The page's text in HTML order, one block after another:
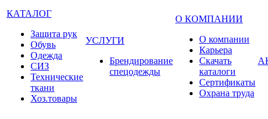
КАТАЛОГ
Защита рук
Обувь
Одежда
СИЗ
Технические
ткани
Хоз.товары
УСЛУГИ
Брендирование
спецодежды
О КОМПАНИИ
О компании
Карьера
Cкачать
каталоги
Сертификаты
Охрана труда